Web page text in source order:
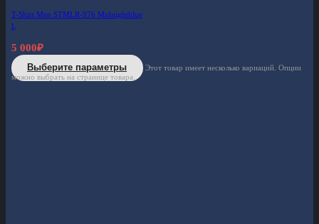
T-Shirt Men STMLR-976 Midnightblue
L
5 000₽
Выберите параметры
Этот товар имеет несколько вариаций. Опции
можно выбрать на странице товара.